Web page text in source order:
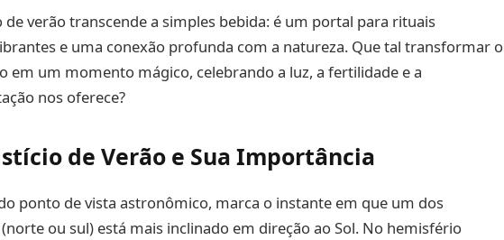
de verão transcende a simples bebida: é um portal para rituais
e uma conexão profunda com a natureza. Que tal transformar o
em um momento mágico, celebrando a luz, a fertilidade e a
nos oferece?
de Verão e Sua Importância
ponto de vista astronômico, marca o instante em que um dos
ou sul) está mais inclinado em direção ao Sol. No hemisfério